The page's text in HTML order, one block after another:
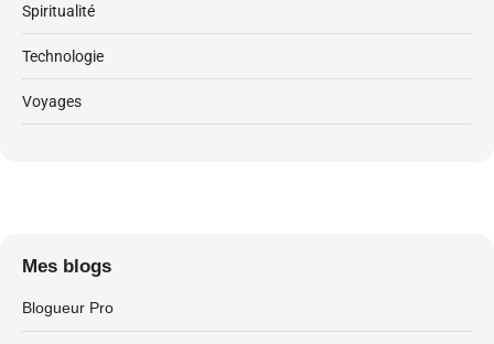
Spiritualité
Technologie
Voyages
Mes blogs
Blogueur Pro